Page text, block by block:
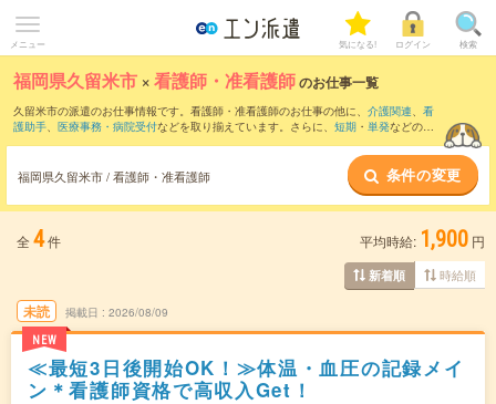
メニュー 気になる! ログイン 検索
福岡県久留米市 ×看護師・准看護師のお仕事一覧
久留米市の派遣のお仕事情報です。看護師・准看護師のお仕事の他に、 介護関連、 看
護助手、 医療事務・病院受付などを取り揃えています。さらに、 短期 ・ 単発などの期
福岡県久留米市 / 看護師・准看護師 条件の変更
全 4件 平均時給: 1,900 円
新着順 時給順
未読
NEW
掲載日 2026/08/09
≪最短3日後開始OK！≫体温・血圧の記録メイ
ン＊看護師資格で高収入Get！